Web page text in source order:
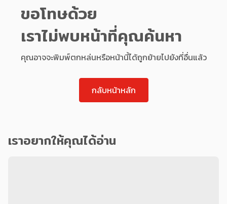
ขอโทษด้วย
เราไม่พบหน้าที่คุณค้นหา
คุณอาจจะพิมพ์ตกหล่นหรือหน้านี้ได้ถูกย้ายไปยังที่อื่นแล้ว
กลับหน้าหลัก
เราอยากให้คุณได้อ่าน